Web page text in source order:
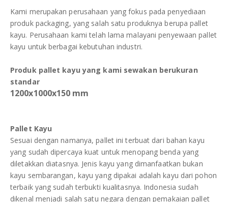
Strapping Band
Plastik PE
DAFTAR ISI
Kami merupakan perusahaan yang fokus pada penyediaan
produk packaging, yang salah satu produknya berupa pallet
kayu. Perusahaan kami telah lama malayani penyewaan pallet
kayu untuk berbagai kebutuhan industri.
Produk pallet kayu yang kami sewakan berukuran
standar
1200x1000x150 mm
Pallet Kayu
Sesuai dengan namanya, pallet ini terbuat dari bahan kayu
yang sudah dipercaya kuat untuk menopang benda yang
diletakkan diatasnya. Jenis kayu yang dimanfaatkan bukan
kayu sembarangan, kayu yang dipakai adalah kayu dari pohon
terbaik yang sudah terbukti kualitasnya. Indonesia sudah
dikenal menjadi salah satu negara dengan pemakaian pallet